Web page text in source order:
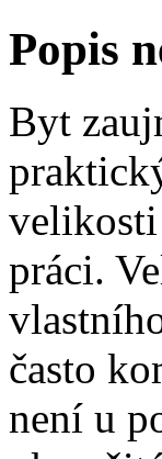
Popis
Byt
velikosti
práci.
často
není u